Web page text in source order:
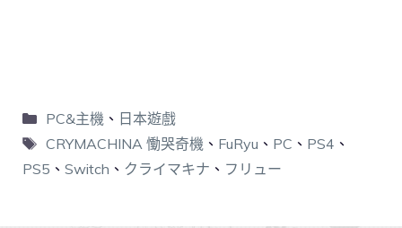
PC&主機、 日本遊戲
CRYMACHINA 慟哭奇機、 FuRyu 、 PC 、 PS4 、
PS5 、 Switch 、 クライマキナ 、 フリュー